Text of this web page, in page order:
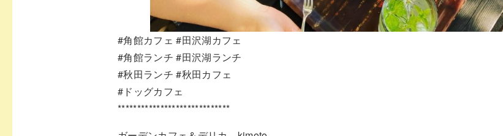
#角館カフェ #田沢湖カフェ
#角館ランチ #田沢湖ランチ
#秋田ランチ #秋田カフェ
#ドッグカフェ
*****************************